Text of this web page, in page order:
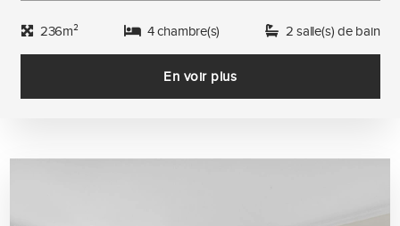
236m² 4 chambre(s) 2 salle(s) de bain
En voir plus